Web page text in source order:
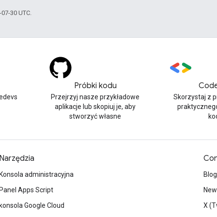
30 UTC.
Próbki kodu
Przejrzyj nasze przykładowe
aplikacje lub skopiuj je, aby
stworzyć własne
Skorzystaj z
administracyjna
Apps Script
Google Cloud
Blog
X